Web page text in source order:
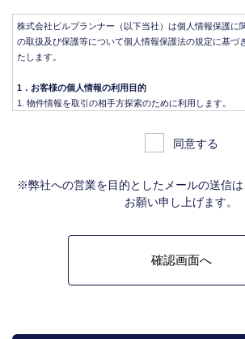
株式会社ビルプランナー（以下当社）は個人情報保護に
の取扱及び保護等について個人情報保護法の規定に基づ
たします。
1．お客様の個人情報の利用目的
物件情報を取引の相手方探索のために利用します。
物件情報を、取引の相手方探索のため指定流通機構の
ンズ）に登録する場合があります。なお契約後、指定
報は、成約した物件の、物件概要、契約年月日、成約
は含みません。）を提供します。指定流通機構は、物
定流通機構の会員たる宅地建物取引業者や公的な団体
に利用します。
不動産の売買契約又は賃貸契約の相手方を探索するこ
上記、1.から 5.の業務に付随する、お客様にとって有
同意する
※弊社への営業を目的としたメールの送信は
お願い申し上げます。